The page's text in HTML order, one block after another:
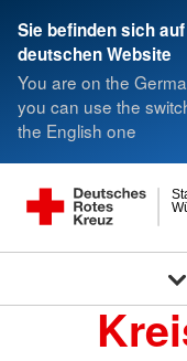
Sie befinden sich
deutschen Website
You are on the
you can use the
the English one